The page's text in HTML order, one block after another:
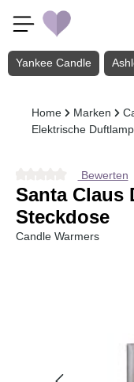
Zum Hauptinhalt springen
Yankee Candle
Home Marken
Elektrische
Durchschnittliche
Bewerten
Santa Claus
Steckdose
Candle Warmers